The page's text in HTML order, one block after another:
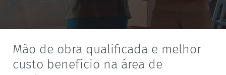
Mão de obra qualificada e melhor
custo benefício na área de